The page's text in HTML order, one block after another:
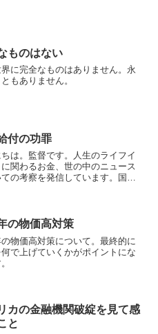
ものはない
に完全なものはありません。永
もありません。
付の功罪
は。監督です。人生のライフイ
関わるお金、世の中のニュース
の考察を発信しています。国家
含みます）。...
の物価高対策
物価高対策について。最終的に
で上げていくかがポイントにな
カの金融機関破綻を見て感
と